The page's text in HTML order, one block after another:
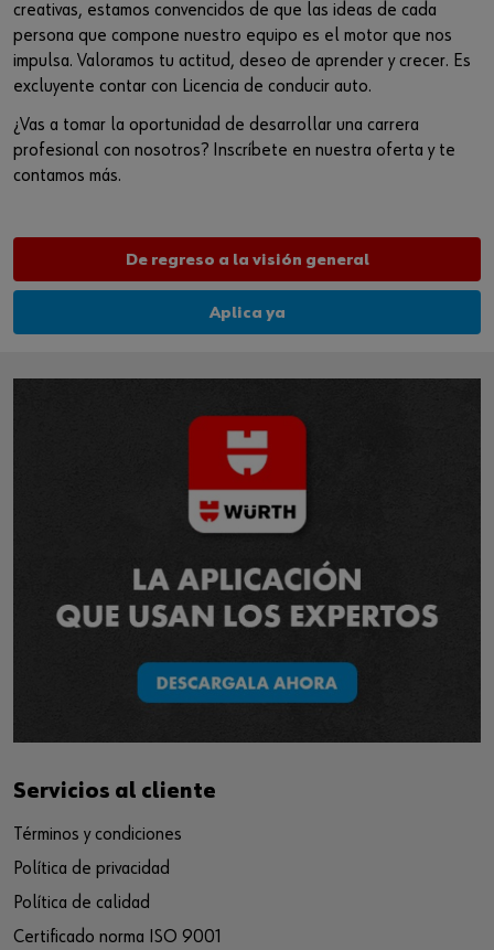
creativas, estamos convencidos de que las ideas de cada
persona que compone nuestro equipo es el motor que nos
impulsa. Valoramos tu actitud, deseo de aprender y crecer. Es
excluyente contar con Licencia de conducir auto.
¿Vas a tomar la oportunidad de desarrollar una carrera
profesional con nosotros? Inscríbete en nuestra oferta y te
contamos más.
De regreso a la visión general
Aplica ya
Servicios al cliente
Términos y condiciones
Política de privacidad
Política de calidad
Certificado norma ISO 9001